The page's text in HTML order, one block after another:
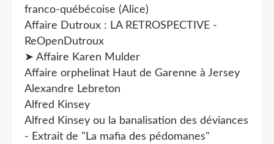
franco-québécoise (Alice)
Affaire Dutroux : LA RETROSPECTIVE -
ReOpenDutroux
➤ Affaire Karen Mulder
Affaire orphelinat Haut de Garenne à Jersey
Alexandre Lebreton
Alfred Kinsey
Alfred Kinsey ou la banalisation des déviances
- Extrait de "La mafia des pédomanes"